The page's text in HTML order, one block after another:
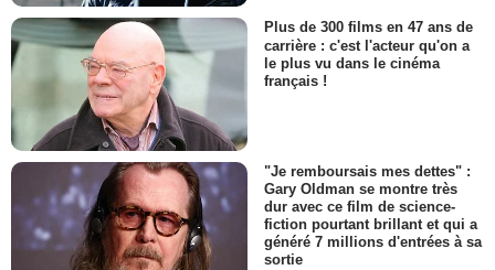
Plus de 300 films en 47 ans de
carrière : c'est l'acteur qu'on a
le plus vu dans le cinéma
français !
"Je remboursais mes dettes" :
Gary Oldman se montre très
dur avec ce film de science-
fiction pourtant brillant et qui a
généré 7 millions d'entrées à sa
sortie